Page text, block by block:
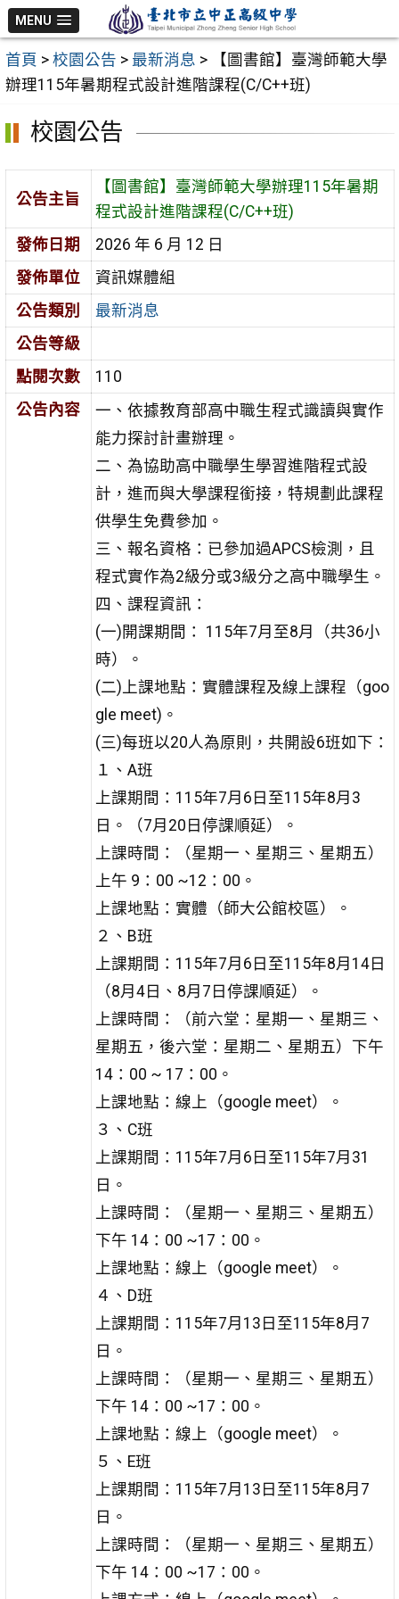
跳
至
主
要
MENU
首頁 > 校園公告 > 最新消息 >
【圖書館】臺灣師範大學
辦理115年暑期程式設計進階課程(C/C++班)
校園公告
公告主旨
【圖書館】臺灣師範大學辦理115年暑期
程式設計進階課程(C/C++班)
發佈日期
2026 年 6 月 12 日
發佈單位
資訊媒體組
公告類別
最新消息
公告等級
點閱次數
110
公告內容
一、依據教育部高中職生程式識讀與實作
能力探討計畫辦理。
二、為協助高中職學生學習進階程式設
計，進而與大學課程銜接，特規劃此課程
供學生免費參加。
三、報名資格：已參加過APCS檢測，且
程式實作為2級分或3級分之高中職學生。
四、課程資訊：
(一)開課期間： 115年7月至8月（共36小
時）。
(二)上課地點：實體課程及線上課程（goo
gle meet)。
(三)每班以20人為原則，共開設6班如下：
１、A班
上課期間：115年7月6日至115年8月3
日。（7月20日停課順延）。
上課時間：（星期一、星期三、星期五）
上午 9：00 ~12：00。
上課地點：實體（師大公館校區）。
２、B班
上課期間：115年7月6日至115年8月14日
（8月4日、8月7日停課順延）。
上課時間：（前六堂：星期一、星期三、
星期五，後六堂：星期二、星期五）下午
14：00 ~ 17：00。
上課地點：線上（google meet）。
３、C班
上課期間：115年7月6日至115年7月31
日。
上課時間：（星期一、星期三、星期五）
下午 14：00 ~17：00。
上課地點：線上（google meet）。
４、D班
上課期間：115年7月13日至115年8月7
日。
上課時間：（星期一、星期三、星期五）
下午 14：00 ~17：00。
上課地點：線上（google meet）。
５、E班
上課期間：115年7月13日至115年8月7
日。
上課時間：（星期一、星期三、星期五）
下午 14：00 ~17：00。